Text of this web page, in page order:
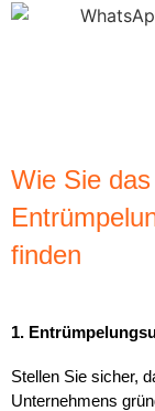
Wie Sie
finden
1.
Stellen Sie sicher,
Unternehmens